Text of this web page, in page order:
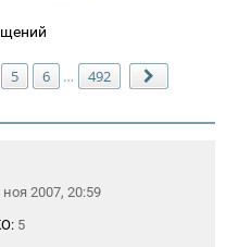
5 6 … 492
ноя 2007, 20:59
5